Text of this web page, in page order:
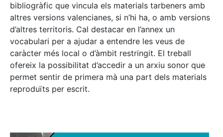
bibliogràfic que vincula els materials tarbeners amb
altres versions valencianes, si n’hi ha, o amb versions
d’altres territoris. Cal destacar en l’annex un
vocabulari per a ajudar a entendre les veus de
caràcter més local o d’àmbit restringit. El treball
ofereix la possibilitat d’accedir a un arxiu sonor que
permet sentir de primera mà una part dels materials
reproduïts per escrit.